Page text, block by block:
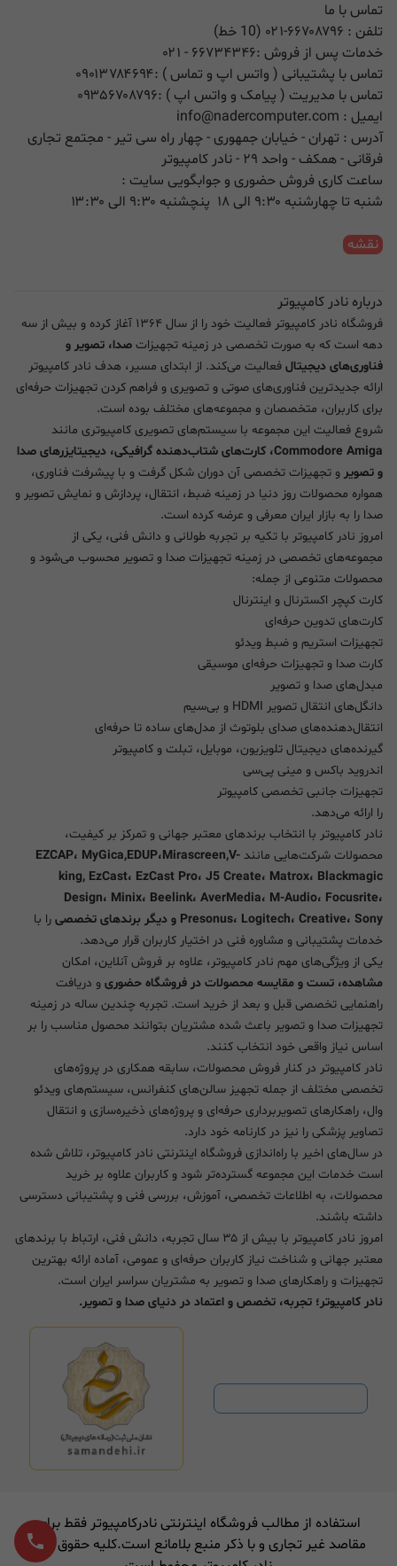
تماس با ما
تلفن : ۰۲۱-۶۶۷۰۸۷۹۶ (10 خط)
خدمات پس از فروش :۶۶۷۳۴۳۴۶ - ۰۲۱
تماس با پشتیبانی ( واتس اپ و تماس ) :۰۹۰۱۳۷۸۴۶۹۴
تماس با مدیریت ( پیامک و واتس اپ ) :۰۹۳۵۶۷۰۸۷۹۶
ایمیل : info@nadercomputer.com
آدرس : تهران - خیابان جمهوری - چهار راه سی تیر - مجتمع تجاری
فرقانی - همکف - واحد ۲۹ - نادر کامپیوتر
ساعت کاری فروش حضوری و جوابگویی سایت :
شنبه تا چهارشنبه ۹:۳۰ الی ۱۸ پنچشنبه ۹:۳۰ الی ۱۳:۳۰
نقشه
درباره نادر کامپیوتر
فروشگاه نادر کامپیوتر فعالیت خود را از سال ۱۳۶۴ آغاز کرده و بیش از سه
دهه است که به صورت تخصصی در زمینه تجهیزات صدا، تصویر و
فناوری‌های دیجیتال فعالیت می‌کند. از ابتدای مسیر، هدف نادر کامپیوتر
ارائه جدیدترین فناوری‌های صوتی و تصویری و فراهم کردن تجهیزات حرفه‌ای
برای کاربران، متخصصان و مجموعه‌های مختلف بوده است.
شروع فعالیت این مجموعه با سیستم‌های تصویری کامپیوتری مانند
Commodore Amiga، کارت‌های شتاب‌دهنده گرافیکی، دیجیتایزرهای صدا
و تصویر و تجهیزات تخصصی آن دوران شکل گرفت و با پیشرفت فناوری،
همواره محصولات روز دنیا در زمینه ضبط، انتقال، پردازش و نمایش تصویر و
صدا را به بازار ایران معرفی و عرضه کرده است.
امروز نادر کامپیوتر با تکیه بر تجربه طولانی و دانش فنی، یکی از
مجموعه‌های تخصصی در زمینه تجهیزات صدا و تصویر محسوب می‌شود و
محصولات متنوعی از جمله:
کارت کپچر اکسترنال و اینترنال
کارت‌های تدوین حرفه‌ای
تجهیزات استریم و ضبط ویدئو
کارت صدا و تجهیزات حرفه‌ای موسیقی
مبدل‌های صدا و تصویر
دانگل‌های انتقال تصویر HDMI و بی‌سیم
انتقال‌دهنده‌های صدای بلوتوث از مدل‌های ساده تا حرفه‌ای
گیرنده‌های دیجیتال تلویزیون، موبایل، تبلت و کامپیوتر
اندروید باکس و مینی پی‌سی
تجهیزات جانبی تخصصی کامپیوتر
را ارائه می‌دهد.
نادر کامپیوتر با انتخاب برندهای معتبر جهانی و تمرکز بر کیفیت،
محصولات شرکت‌هایی مانند EZCAP، MyGica,EDUP،Mirascreen,V-
king, EzCast، EzCast Pro، J5 Create، Matrox، Blackmagic
Design، Minix، Beelink، AverMedia، M-Audio، Focusrite،
Presonus، Logitech، Creative، Sony و دیگر برندهای تخصصی
را با
خدمات پشتیبانی و مشاوره فنی در اختیار کاربران قرار می‌دهد.
یکی از ویژگی‌های مهم نادر کامپیوتر، علاوه بر فروش آنلاین، امکان
مشاهده، تست و مقایسه محصولات در فروشگاه حضوری و دریافت
راهنمایی تخصصی قبل و بعد از خرید است. تجربه چندین ساله در زمینه
تجهیزات صدا و تصویر باعث شده مشتریان بتوانند محصول مناسب را بر
اساس نیاز واقعی خود انتخاب کنند.
نادر کامپیوتر در کنار فروش محصولات، سابقه همکاری در پروژه‌های
تخصصی مختلف از جمله تجهیز سالن‌های کنفرانس، سیستم‌های ویدئو
وال، راهکارهای تصویربرداری حرفه‌ای و پروژه‌های ذخیره‌سازی و انتقال
تصاویر پزشکی را نیز در کارنامه خود دارد.
در سال‌های اخیر با راه‌اندازی فروشگاه اینترنتی نادر کامپیوتر، تلاش شده
است خدمات این مجموعه گسترده‌تر شود و کاربران علاوه بر خرید
محصولات، به اطلاعات تخصصی، آموزش، بررسی فنی و پشتیبانی دسترسی
داشته باشند.
امروز نادر کامپیوتر با بیش از ۳۵ سال تجربه، دانش فنی، ارتباط با برندهای
معتبر جهانی و شناخت نیاز کاربران حرفه‌ای و عمومی، آماده ارائه بهترین
تجهیزات و راهکارهای صدا و تصویر به مشتریان سراسر ایران است.
نادر کامپیوتر؛ تجربه، تخصص و اعتماد در دنیای صدا و تصویر.
استفاده از مطالب فروشگاه اینترنتی نادرکامپیوتر فقط برای
مقاصد غیر تجاری و با ذکر منبع بلامانع است.کلیه حقوق برای